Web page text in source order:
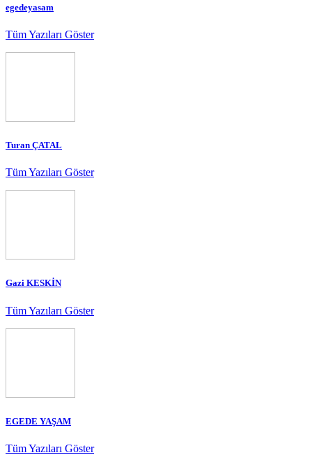
egedeyasam
Tüm Yazıları Göster
Turan ÇATAL
Tüm Yazıları Göster
Gazi KESKİN
Tüm Yazıları Göster
EGEDE YAŞAM
Tüm Yazıları Göster